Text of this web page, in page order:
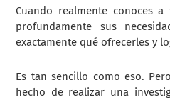
Cuando realmente conoces
profundamente sus
exactamente qué ofrecerles y
Es tan sencillo como eso.
hecho de realizar una